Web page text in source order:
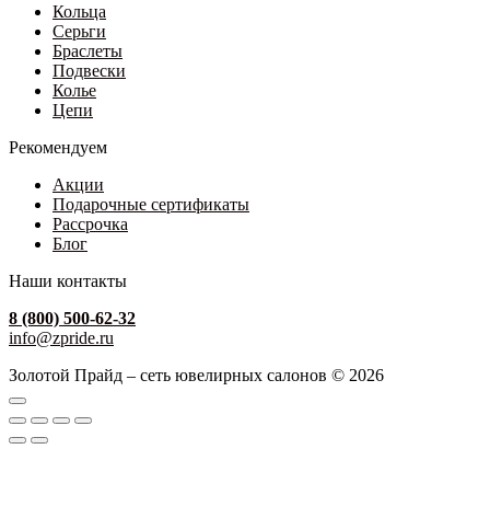
Кольца
Серьги
Браслеты
Подвески
Колье
Цепи
Рекомендуем
Акции
Подарочные сертификаты
Рассрочка
Блог
Наши контакты
8 (800) 500-62-32
info@zpride.ru
Золотой Прайд – сеть ювелирных салонов © 2026